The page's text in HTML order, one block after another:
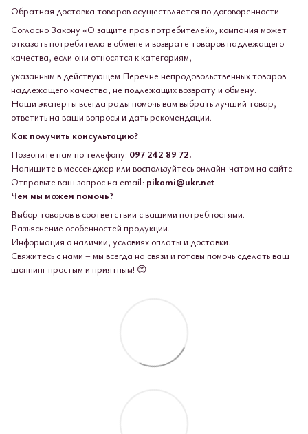
Обратная доставка товаров осуществляется по договоренности.
Согласно Закону «О защите прав потребителей», компания может
отказать потребителю в обмене и возврате товаров надлежащего
качества, если они относятся к категориям,
указанным в действующем Перечне непродовольственных товаров
надлежащего качества, не подлежащих возврату и обмену.
Наши эксперты всегда рады помочь вам выбрать лучший товар,
ответить на ваши вопросы и дать рекомендации.
Как получить консультацию?
Позвоните нам по телефону: 097 242 89 72.
Напишите в мессенджер или воспользуйтесь онлайн-чатом на сайте.
Отправьте ваш запрос на email: pikami@ukr.net
Чем мы можем помочь?
Выбор товаров в соответствии с вашими потребностями.
Разъяснение особенностей продукции.
Информация о наличии, условиях оплаты и доставки.
Свяжитесь с нами – мы всегда на связи и готовы помочь сделать ваш
шоппинг простым и приятным! 😊